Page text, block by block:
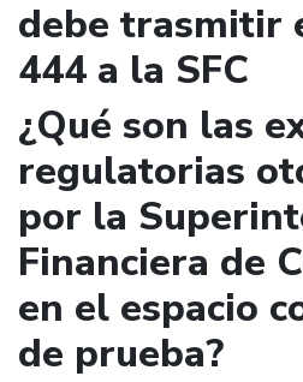
debe trasmitir
444 a la SFC
¿Qué son las
regulatorias
por la
Financiera de
en el espacio
de prueba?